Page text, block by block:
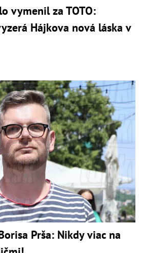
vymenil za TOTO:
Hájkova nová láska v
Prša: Nikdy viac na